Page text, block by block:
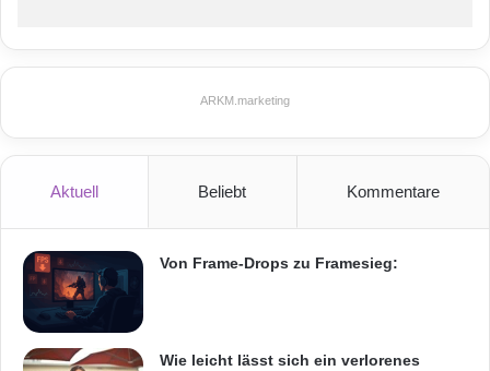
ARKM.marketing
Aktuell Beliebt Kommentare
Von Frame-Drops zu Framesieg:
Wie leicht lässt sich ein verlorenes